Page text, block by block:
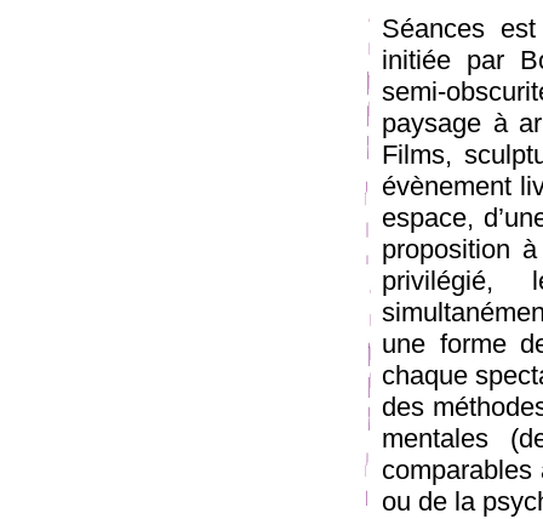
Séances
initiée par
semi-
paysage à
Films,
évènement
espace,
proposition
privilégié,
une forme
chaque
des
mentales
comparables
ou de la